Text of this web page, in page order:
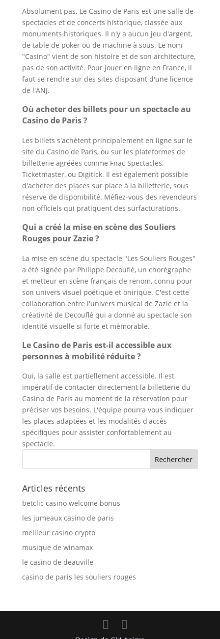
Absolument pas. Le Casino de Paris est une salle de
spectacles et de concerts historique, classée aux
monuments historiques. Il n'y a aucun jeu d'argent,
de table de poker ou de machine à sous. Le nom
"Casino" vient de son histoire et de son architecture,
pas de son activité. Pour jouer en ligne en France, il
faut se rendre sur des sites disposant d'une licence
de l'ANJ.
Où acheter des billets pour un spectacle au
Casino de Paris ?
Les billets s'achètent principalement en ligne sur le
site du Casino de Paris, ou sur les plateformes de
billetterie agréées comme Fnac Spectacles,
Ticketmaster, ou Digitick. Il est également possible
d'acheter des places sur place à la billetterie, sous
réserve de disponibilité. Méfiez-vous des revendeurs
non officiels qui pratiquent des surfacturations.
Qui a créé la mise en scène des Souliers
Rouges pour Zazie ?
La mise en scène du spectacle "Les Souliers Rouges"
a été signée par Philippe Decouflé, un chorégraphe
et metteur en scène français de renom, connu pour
son univers visuel poétique et onirique. C'est cette
collaboration entre l'univers musical de Zazie et la
créativité de Decouflé qui a donné au spectacle son
identité visuelle si forte et mémorable.
Le Casino de Paris est-il accessible aux
personnes à mobilité réduite ?
Oui, la salle est partiellement accessible. Il est
impératif de contacter directement la billetterie du
Casino de Paris au moment de la réservation pour
préciser vos besoins. L'équipe pourra vous indiquer
les places adaptées et les modalités d'accès
spécifiques pour assister confortablement au
spectacle.
Articles récents
betclic casino welcome bonus
les jumeaux casino de paris
meilleur casino crypto
musique de winamax
le casino de deauville
casino de paris les souliers rouges